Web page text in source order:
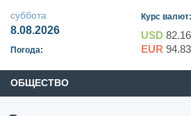
суббота
8.08.2026
Погода:
Курс валют:
USD
EUR
ОБЩЕСТВО